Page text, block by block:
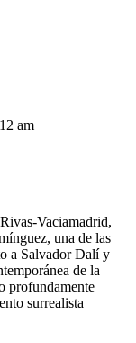
am
Vaciamadrid,
una de las
a Salvador Dalí y
de la
profundamente
surrealista